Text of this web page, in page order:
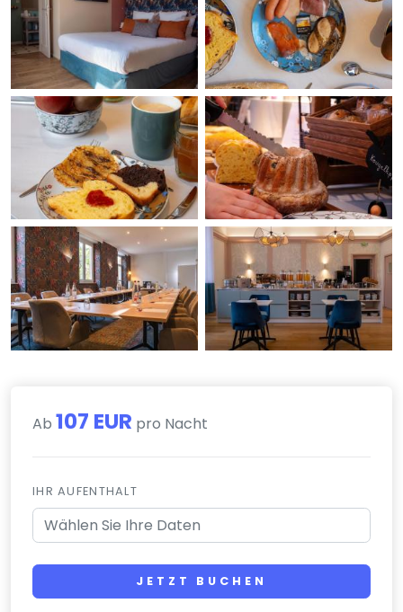
Ab 107 EUR pro Nacht
IHR AUFENTHALT
JETZT BUCHEN